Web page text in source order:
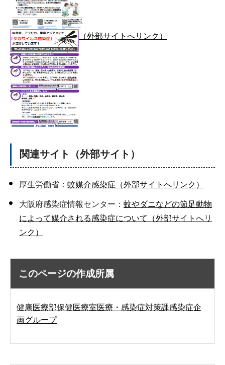
（外部サイトへリンク）
関連サイト（外部サイト）
厚生労働省： 蚊媒介感染症（外部サイトへリンク）
大阪府感染症情報センター： 蚊やダニなどの節足動物
によって媒介される感染症について（外部サイトへリ
ンク）
このページの作成所属
健康医療部保健医療室医療・感染症対策課感染症企
画グループ